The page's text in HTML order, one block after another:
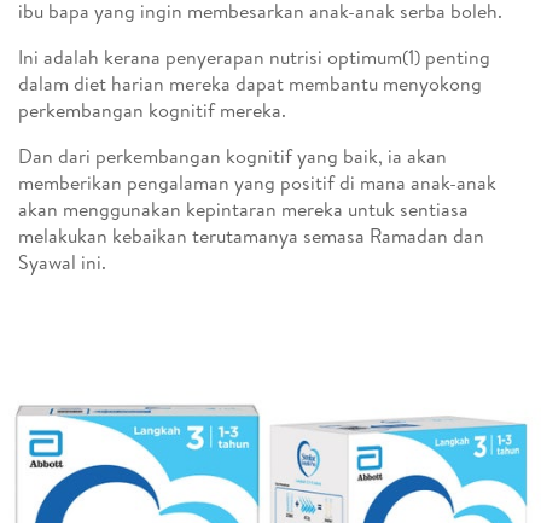
ibu bapa yang ingin membesarkan anak-anak serba boleh.
Ini adalah kerana penyerapan nutrisi optimum(1) penting
dalam diet harian mereka dapat membantu menyokong
perkembangan kognitif mereka.
Dan dari perkembangan kognitif yang baik, ia akan
memberikan pengalaman yang positif di mana anak-anak
akan menggunakan kepintaran mereka untuk sentiasa
melakukan kebaikan terutamanya semasa Ramadan dan
Syawal ini.